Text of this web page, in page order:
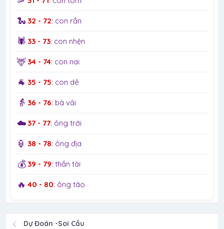
🐍 32 - 72: con rắn
🕷️ 33 - 73: con nhện
🦌 34 - 74: con nai
🐐 35 - 75: con dê
👵 36 - 76: bà vải
☁️ 37 - 77: ông trời
🏮 38 - 78: ông địa
💰 39 - 79: thần tài
🔥 40 - 80: ông táo
Dự Đoán -Soi Cầu